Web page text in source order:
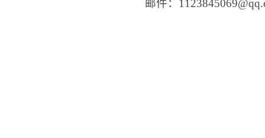
邮件：